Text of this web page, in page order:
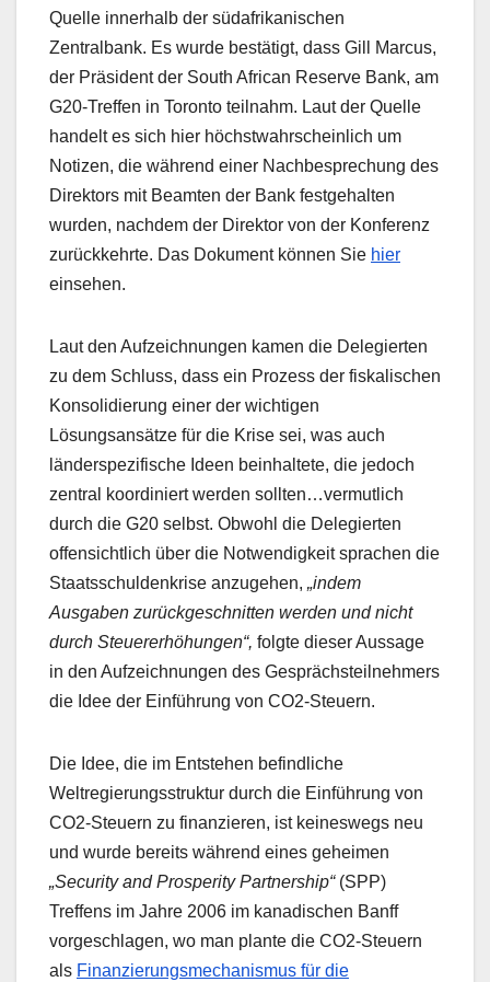
Quelle innerhalb der südafrikanischen
Zentralbank. Es wurde bestätigt, dass Gill Marcus,
der Präsident der South African Reserve Bank, am
G20-Treffen in Toronto teilnahm. Laut der Quelle
handelt es sich hier höchstwahrscheinlich um
Notizen, die während einer Nachbesprechung des
Direktors mit Beamten der Bank festgehalten
wurden, nachdem der Direktor von der Konferenz
zurückkehrte. Das Dokument können Sie hier
einsehen.
Laut den Aufzeichnungen kamen die Delegierten
zu dem Schluss, dass ein Prozess der fiskalischen
Konsolidierung einer der wichtigen
Lösungsansätze für die Krise sei, was auch
länderspezifische Ideen beinhaltete, die jedoch
zentral koordiniert werden sollten…vermutlich
durch die G20 selbst. Obwohl die Delegierten
offensichtlich über die Notwendigkeit sprachen die
Staatsschuldenkrise anzugehen, „indem
Ausgaben zurückgeschnitten werden und nicht
durch Steuererhöhungen“, folgte dieser Aussage
in den Aufzeichnungen des Gesprächsteilnehmers
die Idee der Einführung von CO2-Steuern.
Die Idee, die im Entstehen befindliche
Weltregierungsstruktur durch die Einführung von
CO2-Steuern zu finanzieren, ist keineswegs neu
und wurde bereits während eines geheimen
„Security and Prosperity Partnership“(SPP)
Treffens im Jahre 2006 im kanadischen Banff
vorgeschlagen, wo man plante die CO2-Steuern
als Finanzierungsmechanismus für die